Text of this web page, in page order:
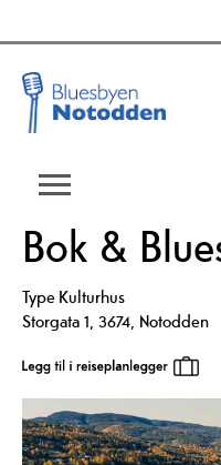
Bok &
TypeKulturhus
Storgata 1, 3674, Notodden